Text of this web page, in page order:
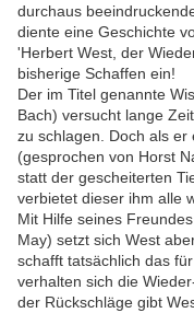
durchaus
diente eine Geschichte
'Herbert West, der
bisherige Schaffen ein!
Der im Titel genannte
Bach) versucht lange
zu schlagen. Doch als er
(gesprochen von Horst
statt der gescheiterten
verbietet dieser ihm alle
Mit Hilfe seines
May) setzt sich West
schafft tatsächlich das
verhalten sich die
der Rückschläge gibt